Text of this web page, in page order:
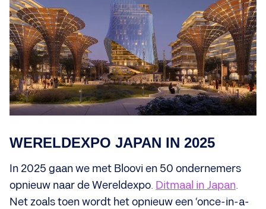
WERELDEXPO JAPAN IN 2025
In 2025 gaan we met Bloovi en 50 ondernemers
opnieuw naar de Wereldexpo. Ditmaal in Japan.
Net zoals toen wordt het opnieuw een ‘once-in-a-